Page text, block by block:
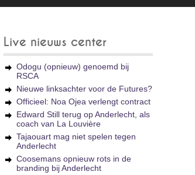
Live nieuws center
Odogu (opnieuw) genoemd bij
RSCA
Nieuwe linksachter voor de Futures?
Officieel: Noa Ojea verlengt contract
Edward Still terug op Anderlecht, als
coach van La Louvière
Tajaouart mag niet spelen tegen
Anderlecht
Coosemans opnieuw rots in de
branding bij Anderlecht